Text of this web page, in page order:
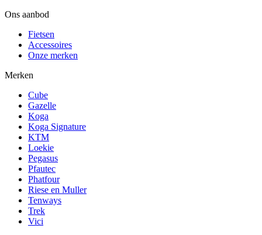
Ons aanbod
Fietsen
Accessoires
Onze merken
Merken
Cube
Gazelle
Koga
Koga Signature
KTM
Loekie
Pegasus
Pfautec
Phatfour
Riese en Muller
Tenways
Trek
Vici